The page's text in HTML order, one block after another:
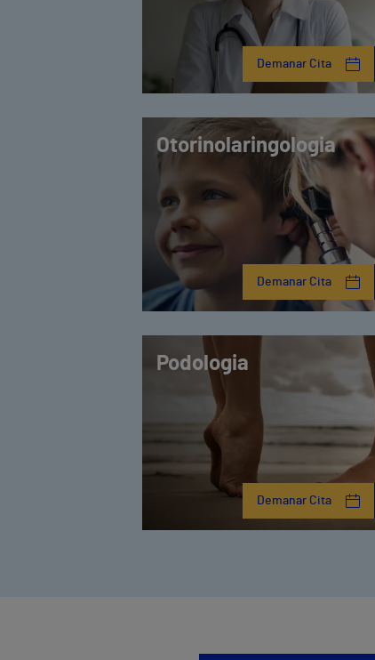
Demanar Cita
Otorinolaringologia
Demanar Cita
Podologia
Demanar Cita